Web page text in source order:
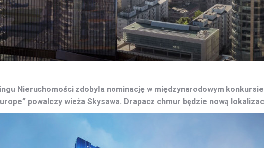
Nieruchomości zdobyła nominację w międzynarodowym konkursie
powalczy wieża Skysawa. Drapacz chmur będzie nową